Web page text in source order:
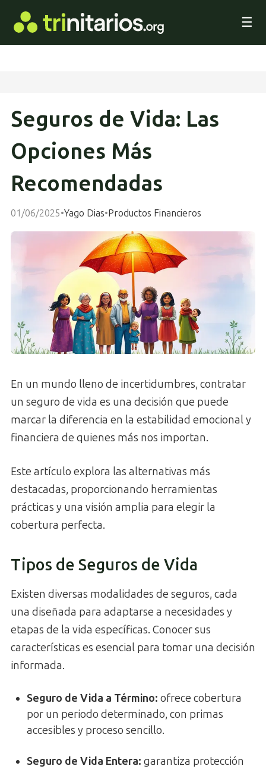
☰
Seguros de Vida: Las
Opciones Más
Recomendadas
01/06/2025•Yago Dias•Productos Financieros
En un mundo lleno de incertidumbres, contratar
un seguro de vida es una decisión que puede
marcar la diferencia en la estabilidad emocional y
financiera de quienes más nos importan.
Este artículo explora las alternativas más
destacadas, proporcionando herramientas
prácticas y una visión amplia para elegir la
cobertura perfecta.
Tipos de Seguros de Vida
Existen diversas modalidades de seguros, cada
una diseñada para adaptarse a necesidades y
etapas de la vida específicas. Conocer sus
características es esencial para tomar una decisión
informada.
Seguro de Vida a Término: ofrece cobertura
por un periodo determinado, con primas
accesibles y proceso sencillo.
Seguro de Vida Entera: garantiza protección